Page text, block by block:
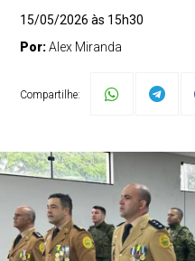
15/05/2026 às 15h30
Por:Alex Miranda
Compartilhe: